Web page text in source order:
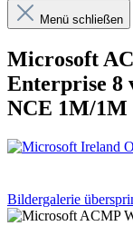
Menü schließen
Microsoft
Enterprise 8
NCE 1M/1M
Bildergalerie